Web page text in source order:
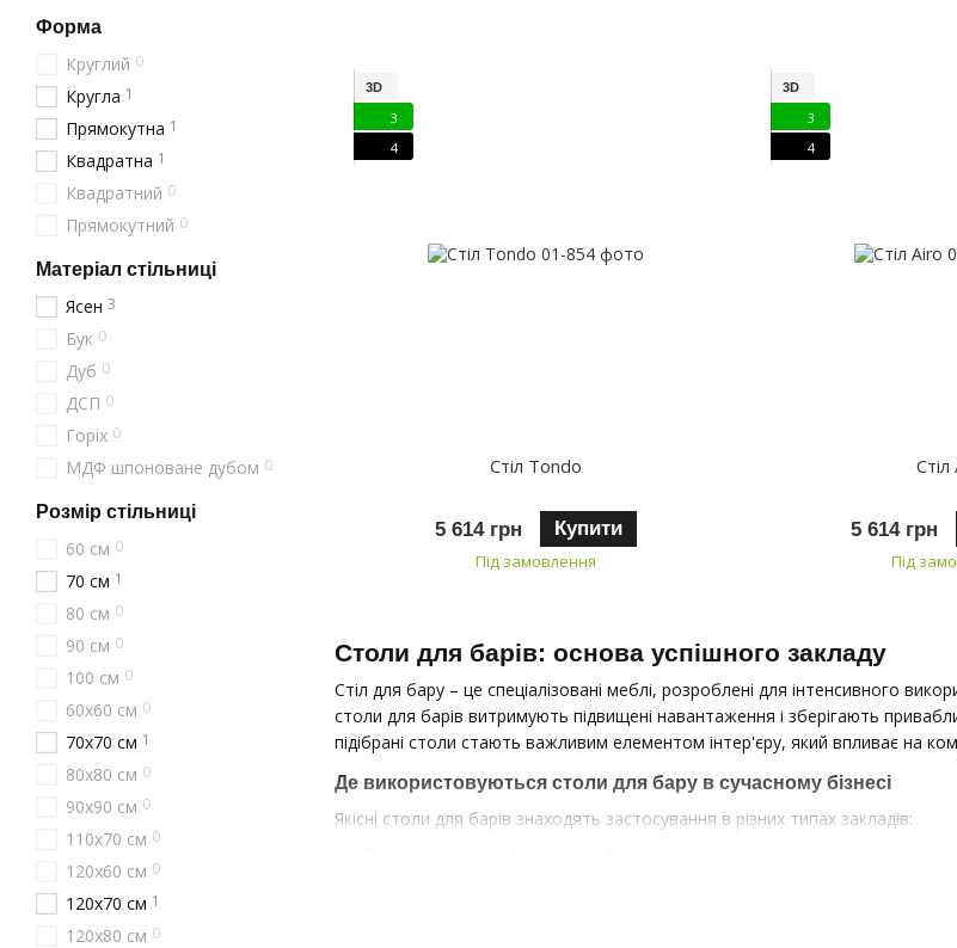
Столи для барів: основа успішного закладу
Стіл для бару – це спеціалізовані меблі, розроблені для інтенсивного
столи для барів витримують підвищені навантаження і зберігають
підібрані столи стають важливим елементом інтер'єру, який впливає на
Де використовуються столи для бару в сучасному бізнесі
Якісні столи для барів знаходять застосування в різних типах закладів:
3D
3
4
Стіл Tondo
5 614 грн Купити
Під замовлення
3D
3
4
5 614 грн
Під
Форма
Круглий 0
Кругла 1
Прямокутна 1
Квадратна 1
Квадратний 0
Прямокутний 0
Матеріал стільниці
Ясен 3
Бук 0
Дуб 0
ДСП 0
Горіх 0
МДФ шпоноване дубом 0
Розмір стільниці
60 см 0
70 см 1
80 см 0
90 см 0
100 см 0
60х60 см 0
70х70 см 1
80х80 см 0
90х90 см 0
110х70 см 0
120х60 см 0
120х70 см 1
120х80 см 0